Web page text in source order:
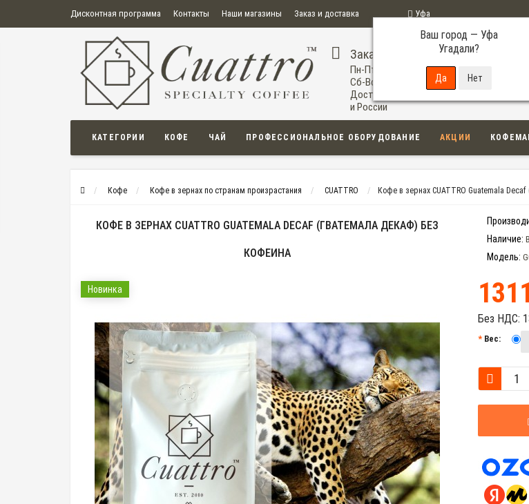
Дисконтная программа Контакты Наши магазины Заказ и доставка
О нас Оплата Правила продажи товаров
Политика конфиденциальности
Политика в отношении обработки персональных данных
Пользовательское соглашение
Уфа
Ваш город — Уфа
Угадали?
Заказ по телефону
Пн-Пт: 09:00-20:00
Сб-Вс: 11:00-18:00
Доставка по Уфе
и России
КАТЕГОРИИ КОФЕ ЧАЙ ПРОФЕССИОНАЛЬНОЕ ОБОРУДОВАНИЕ АКЦИИ
Кофе Кофе в зернах по странам произрастания CUATTRO Кофе в зернах CUATTRO Guatemala
КОФЕ В ЗЕРНАХ CUATTRO GUATEMALA DECAF (ГВАТЕМАЛА ДЕКАФ) БЕЗ
КОФЕИНА
Новинка
Наличие:
Модель:
Без НДС:
Вес: